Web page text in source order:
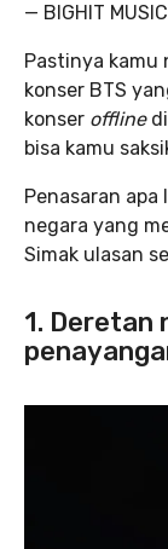
— BIGHIT
Pastinya kamu
konser BTS
konser offline
bisa kamu
Penasaran
negara yang
Simak ulasan
1. Deretan